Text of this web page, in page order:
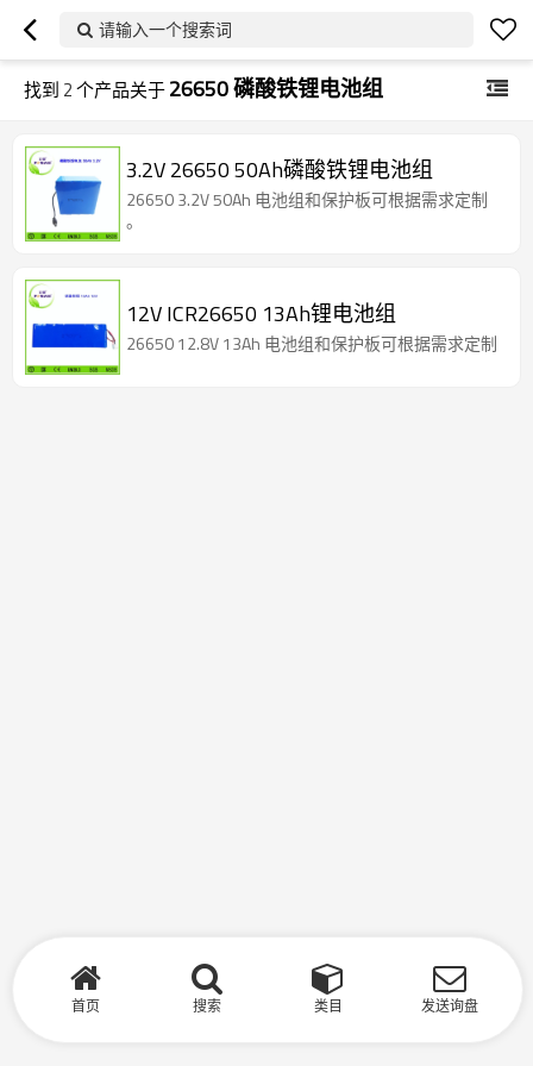
请输入一个搜索词
找到 2个产品关于26650 磷酸铁锂电池组
3.2V 26650 50Ah磷酸铁锂电池组
26650 3.2V 50Ah 电池组和保护板可根据需求定制
。
12V ICR26650 13Ah锂电池组
26650 12.8V 13Ah 电池组和保护板可根据需求定制
首页 搜索 类目 发送询盘